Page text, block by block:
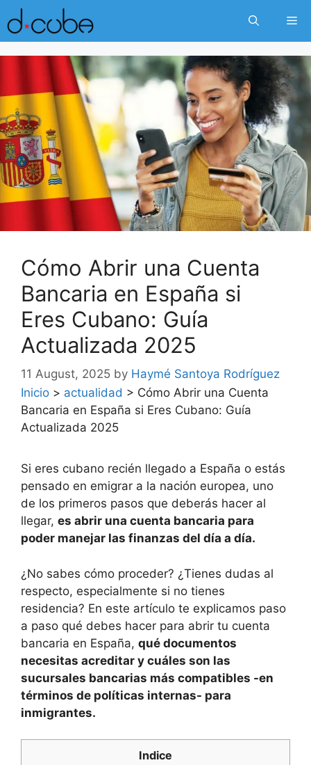
Skip
to
content
Cómo Abrir una Cuenta
Bancaria en España si
Eres Cubano: Guía
Actualizada 2025
11 August, 2025 by Haymé Santoya Rodríguez
Inicio > actualidad > Cómo Abrir una Cuenta
Bancaria en España si Eres Cubano: Guía
Actualizada 2025
Si eres cubano recién llegado a España o estás
pensado en emigrar a la nación europea, uno
de los primeros pasos que deberás hacer al
llegar, es abrir una cuenta bancaria para
poder manejar las finanzas del día a día.
¿No sabes cómo proceder? ¿Tienes dudas al
respecto, especialmente si no tienes
residencia? En este artículo te explicamos paso
a paso qué debes hacer para abrir tu cuenta
bancaria en España, qué documentos
necesitas acreditar y cuáles son las
sucursales bancarias más compatibles -en
términos de políticas internas- para
inmigrantes.
Indice